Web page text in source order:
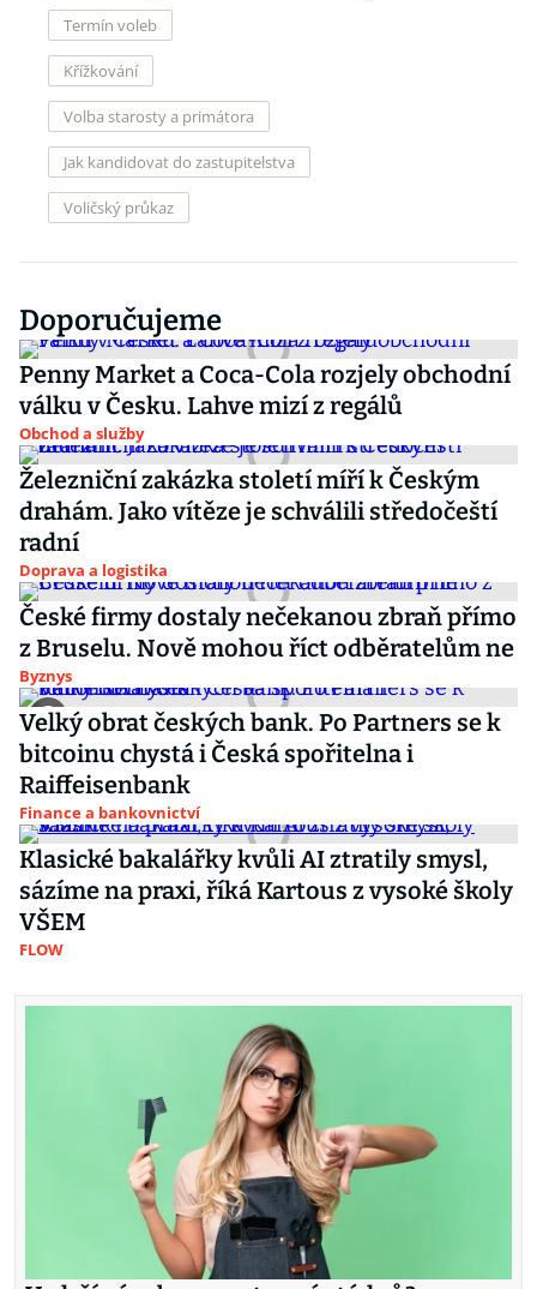
Termín voleb
Křížkování
Volba starosty a primátora
Jak kandidovat do zastupitelstva
Voličský průkaz
Doporučujeme
Penny Market a Coca-Cola rozjely obchodní
válku v Česku. Lahve mizí z regálů
Obchod a služby
Železniční zakázka století míří k Českým
drahám. Jako vítěze je schválili středočeští
radní
Doprava a logistika
České firmy dostaly nečekanou zbraň přímo
z Bruselu. Nově mohou říct odběratelům ne
Byznys
Velký obrat českých bank. Po Partners se k
bitcoinu chystá i Česká spořitelna i
Raiffeisenbank
Finance a bankovnictví
Klasické bakalářky kvůli AI ztratily smysl,
sázíme na praxi, říká Kartous z vysoké školy
VŠEM
FLOW